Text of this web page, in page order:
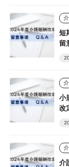
短
留
小
改
介